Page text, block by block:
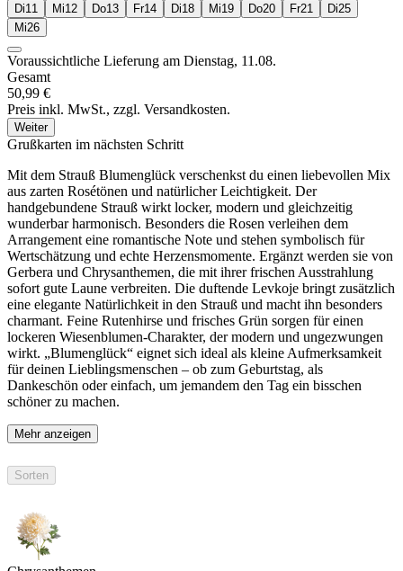
Di11 Mi12 Do13 Fr14 Di18 Mi19 Do20 Fr21 Di25
Mi26
Voraussichtliche Lieferung am Dienstag, 11.08.
Gesamt
50,99 €
Preis inkl. MwSt., zzgl. Versandkosten.
Weiter
Grußkarten im nächsten Schritt
Mit dem Strauß Blumenglück verschenkst du einen liebevollen Mix
aus zarten Rosétönen und natürlicher Leichtigkeit. Der
handgebundene Strauß wirkt locker, modern und gleichzeitig
wunderbar harmonisch. Besonders die Rosen verleihen dem
Arrangement eine romantische Note und stehen symbolisch für
Wertschätzung und echte Herzensmomente. Ergänzt werden sie von
Gerbera und Chrysanthemen, die mit ihrer frischen Ausstrahlung
sofort gute Laune verbreiten. Die duftende Levkoje bringt zusätzlich
eine elegante Natürlichkeit in den Strauß und macht ihn besonders
charmant. Feine Rutenhirse und frisches Grün sorgen für einen
lockeren Wiesenblumen-Charakter, der modern und ungezwungen
wirkt. „Blumenglück“ eignet sich ideal als kleine Aufmerksamkeit
für deinen Lieblingsmenschen – ob zum Geburtstag, als
Dankeschön oder einfach, um jemandem den Tag ein bisschen
schöner zu machen.
Mehr anzeigen
Sorten